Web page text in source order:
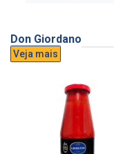
Don Giordano
Veja mais